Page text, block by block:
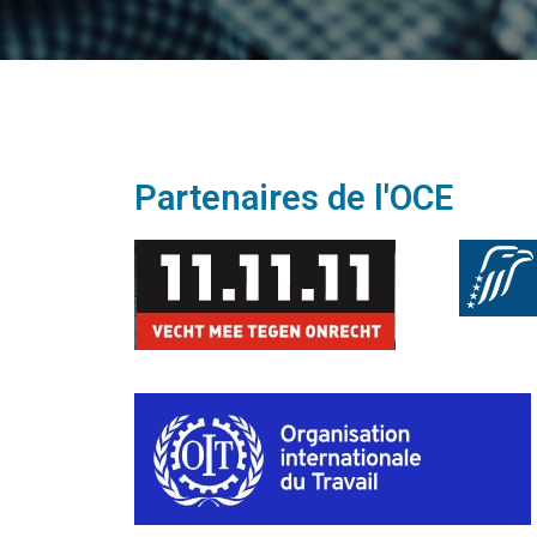
Partenaires de l'OCE